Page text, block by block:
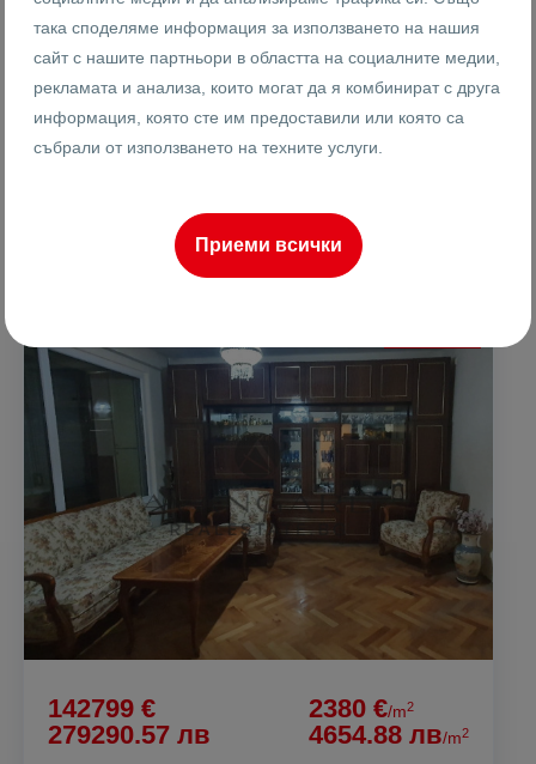
2 от5
Етаж
152 m
Площ
142799 €
279290.57 лв
2380 €/m2
4654.88 лв/m2
така споделяме информация за използването на нашия
сайт с нашите партньори в областта на социалните медии,
рекламата и анализа, които могат да я комбинират с друга
информация, която сте им предоставили или която са
събрали от използването на техните услуги.
Приеми всички